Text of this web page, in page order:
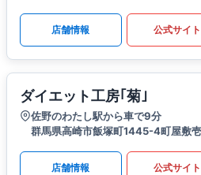
店舗情報 公式サイト
ダイエット工房｢菊｣
佐野のわたし駅から車で9分
群馬県高崎市飯塚町1445-4町屋敷
店舗情報 公式サイト